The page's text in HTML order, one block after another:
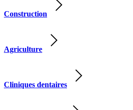
Construction
Agriculture
Cliniques dentaires